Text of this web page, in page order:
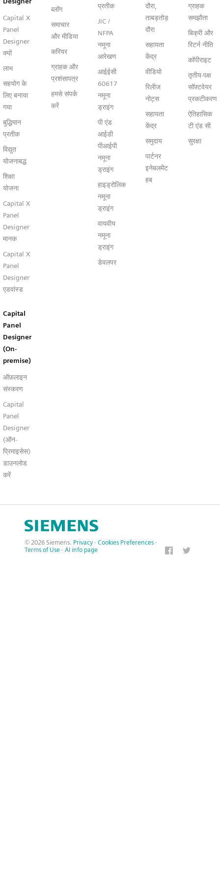
Capital X
Panel
Designer
क्यों
लाभ
सहयोग के
लिए बनाया
गया
बुद्धिमान
प्रतीक
विद्युत
योजनाबद्ध
शिक्षा
योजना
Capital X
Panel
Designer
मानक
Capital X
Panel
Designer
एडवांस्ड
Capital
Panel
Designer
(On-
premise)
ऑफ़लाइन
संस्करण
Capital
Panel
Designer
(ऑन-
प्रिमाइसेस)
डाउनलोड
करें
ब्लॉग
समाचार
और मीडिया
करियर
ग्राहक और
प्रशंसापत्र
हमसे संपर्क
करें
प्रतीक
JIC /
NFPA
नमूना
आरेखण
आईईसी
60617
नमूना
ड्राइंग
पी एंड
आईडी
पीआईपी
नमूना
ड्राइंग
हाइड्रोलिक
नमूना
ड्राइंग
वायवीय
नमूना
ड्राइंग
डेवलपर
दौरा,
ताबड़तोड़
दौरा
सहायता
केंद्र
वीडियो
रिलीज
नोट्स
सहायता
केंद्र
समुदाय
पार्टनर
इनेबलमेंट
हब
ग्राहक
समझौता
बिक्री और
रिटर्न नीति
कॉपीराइट
तृतीय-पक्ष
सॉफ़्टवेयर
प्रकटीकरण
ऐतिहासिक
टी एंड सी
सुरक्षा
© 2026 Siemens. Privacy · Cookies Preferences ·
Terms of Use · AI info page